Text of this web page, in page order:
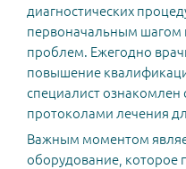
диагностических
первоначальным шагом
проблем. Ежегодно
повышение
специалист
протоколами лечения
Важным моментом
оборудование,